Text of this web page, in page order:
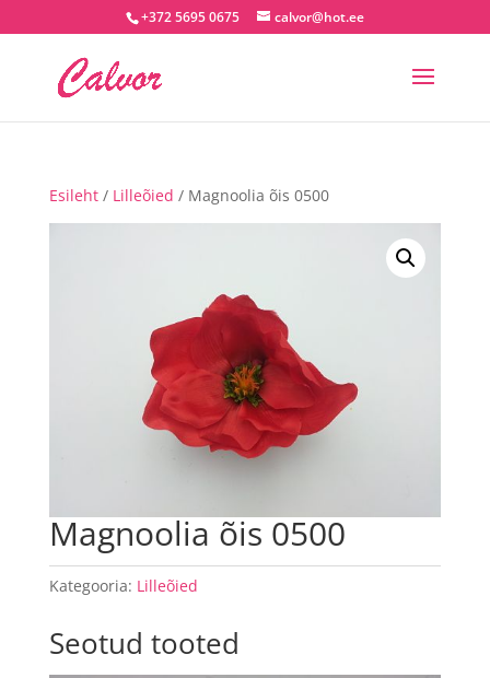
+372 5695 0675 calvor@hot.ee
Esileht/ Lilleõied / Magnoolia õis 0500
Magnoolia õis 0500
Kategooria: Lilleõied
Seotud tooted